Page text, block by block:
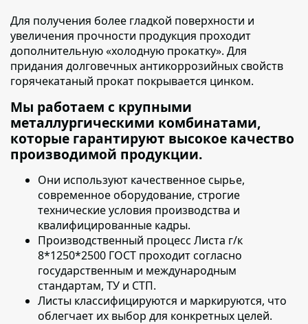
Для получения более гладкой поверхности и
увеличения прочности продукция проходит
дополнительную «холодную прокатку». Для
придания долговечных антикоррозийных свойств
горячекатаный прокат покрывается цинком.
Мы работаем с крупными
металлургическими комбинатами,
которые гарантируют высокое качество
производимой продукции.
Они используют качественное сырье,
современное оборудование, строгие
технические условия производства и
квалифицированные кадры.
Производственный процесс Листа г/к
8*1250*2500 ГОСТ проходит согласно
государственным и международным
стандартам, ТУ и СТП.
Листы классифицируются и маркируются, что
облегчает их выбор для конкретных целей.